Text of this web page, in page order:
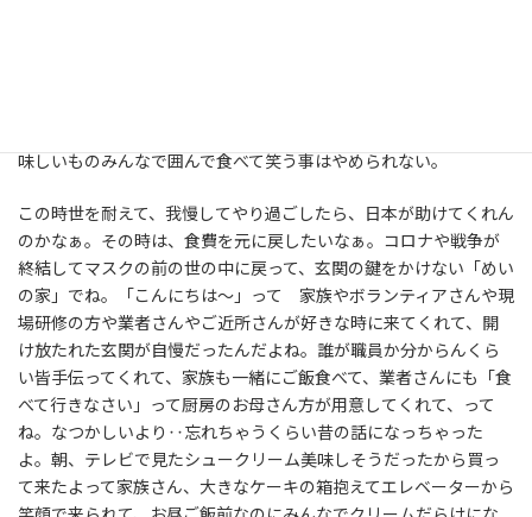
味しいものみんなで囲んで食べて笑う事はやめられない。
この時世を耐えて、我慢してやり過ごしたら、日本が助けてくれん
のかなぁ。その時は、食費を元に戻したいなぁ。コロナや戦争が
終結してマスクの前の世の中に戻って、玄関の鍵をかけない「めい
の家」でね。「こんにちは～」って 家族やボランティアさんや現
場研修の方や業者さんやご近所さんが好きな時に来てくれて、開
け放たれた玄関が自慢だったんだよね。誰が職員か分からんくら
い皆手伝ってくれて、家族も一緒にご飯食べて、業者さんにも「食
べて行きなさい」って厨房のお母さん方が用意してくれて、って
ね。なつかしいより‥忘れちゃうくらい昔の話になっちゃった
よ。朝、テレビで見たシュークリーム美味しそうだったから買っ
て来たよって家族さん、大きなケーキの箱抱えてエレベーターから